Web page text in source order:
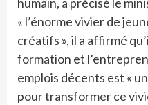
« l’énorme vivier de
créatifs », il a affirmé
formation et
emplois décents est «
pour transformer ce